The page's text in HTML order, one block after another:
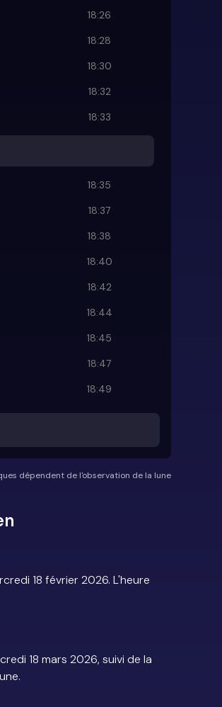
18:26
18:28
18:30
18:32
18:33
18:35
18:37
18:38
18:40
18:42
18:44
18:45
18:47
18:49
dépendent de l'observation de la lune
18 février 2026. L'heure
18 mars 2026, suivi de la